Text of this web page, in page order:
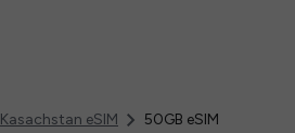
Kasachstan eSIM 50GB eSIM